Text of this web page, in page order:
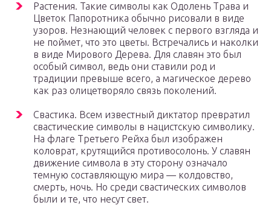
Растения. Такие символы как Одолень Трава и
Цветок Папоротника обычно рисовали в виде
узоров. Незнающий человек с первого взгляда и
не поймет, что это цветы. Встречались и наколки
в виде Мирового Дерева. Для славян это был
особый символ, ведь они ставили род и
традиции превыше всего, а магическое дерево
как раз олицетворяло связь поколений.
Свастика. Всем известный диктатор превратил
свастические символы в нацистскую символику.
На флаге Третьего Рейха был изображен
коловрат, крутящийся противосолонь. У славян
движение символа в эту сторону означало
темную составляющую мира — колдовство,
смерть, ночь. Но среди свастических символов
были и те, что несут свет.